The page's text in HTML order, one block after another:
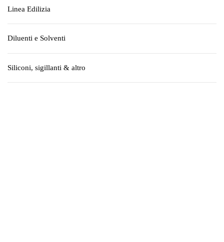
Linea Edilizia
Diluenti e Solventi
Siliconi, sigillanti & altro